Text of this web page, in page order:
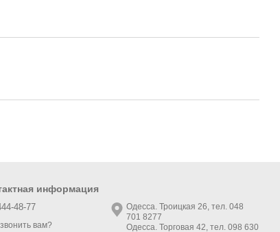
информация
48-77
вам?
Одесса. Троицкая 26, тел. 048
701 8277
Одесса. Торговая 42, тел. 098 630